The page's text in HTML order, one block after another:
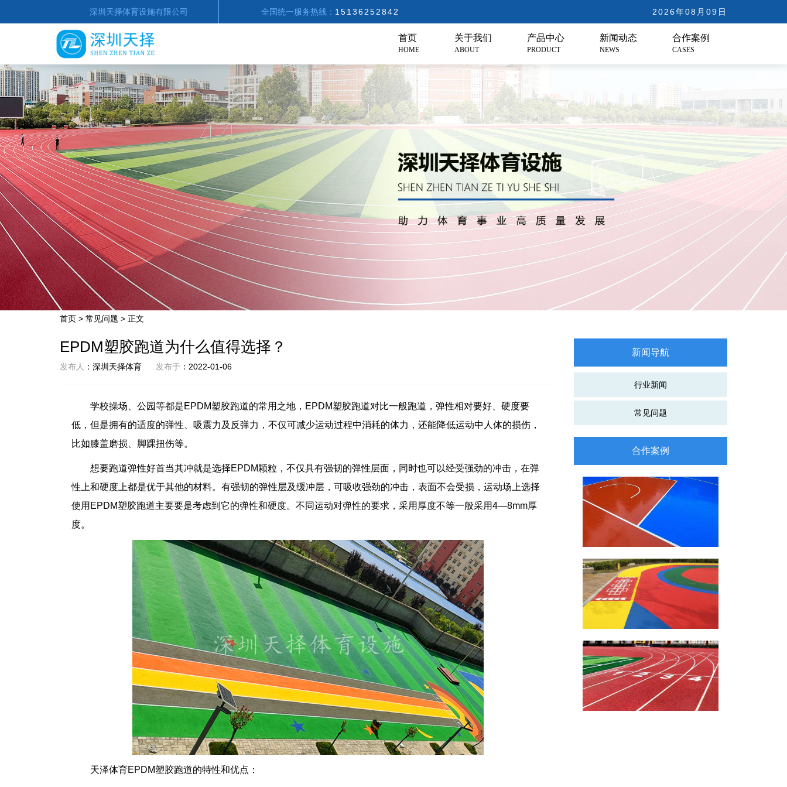
深圳天择体育设施有限公司 全国统一服务热线： 15136252842 2026年08月09日
首页
HOME
关于我们
ABOUT
产品中心
PRODUCT
新闻动态
NEWS
合作案例
CASES
首页 > 常见问题 > 正文
EPDM塑胶跑道为什么值得选择？
发布人 ：深圳天择体育 发布于 ：2022-01-06
学校操场、公园等都是EPDM塑胶跑道的常用之地，EPDM塑胶跑道对比一般跑道，弹性相对要好、硬度要
低，但是拥有的适度的弹性、吸震力及反弹力，不仅可减少运动过程中消耗的体力，还能降低运动中人体的损伤，
比如膝盖磨损、脚踝扭伤等。
想要跑道弹性好首当其冲就是选择EPDM颗粒，不仅具有强韧的弹性层面，同时也可以经受强劲的冲击，在弹
性上和硬度上都是优于其他的材料。有强韧的弹性层及缓冲层，可吸收强劲的冲击，表面不会受损，运动场上选择
使用EPDM塑胶跑道主要要是考虑到它的弹性和硬度。不同运动对弹性的要求，采用厚度不等一般采用4—8mm厚
度。
天泽体育EPDM塑胶跑道的特性和优点：
新闻导航
行业新闻
常见问题
合作案例